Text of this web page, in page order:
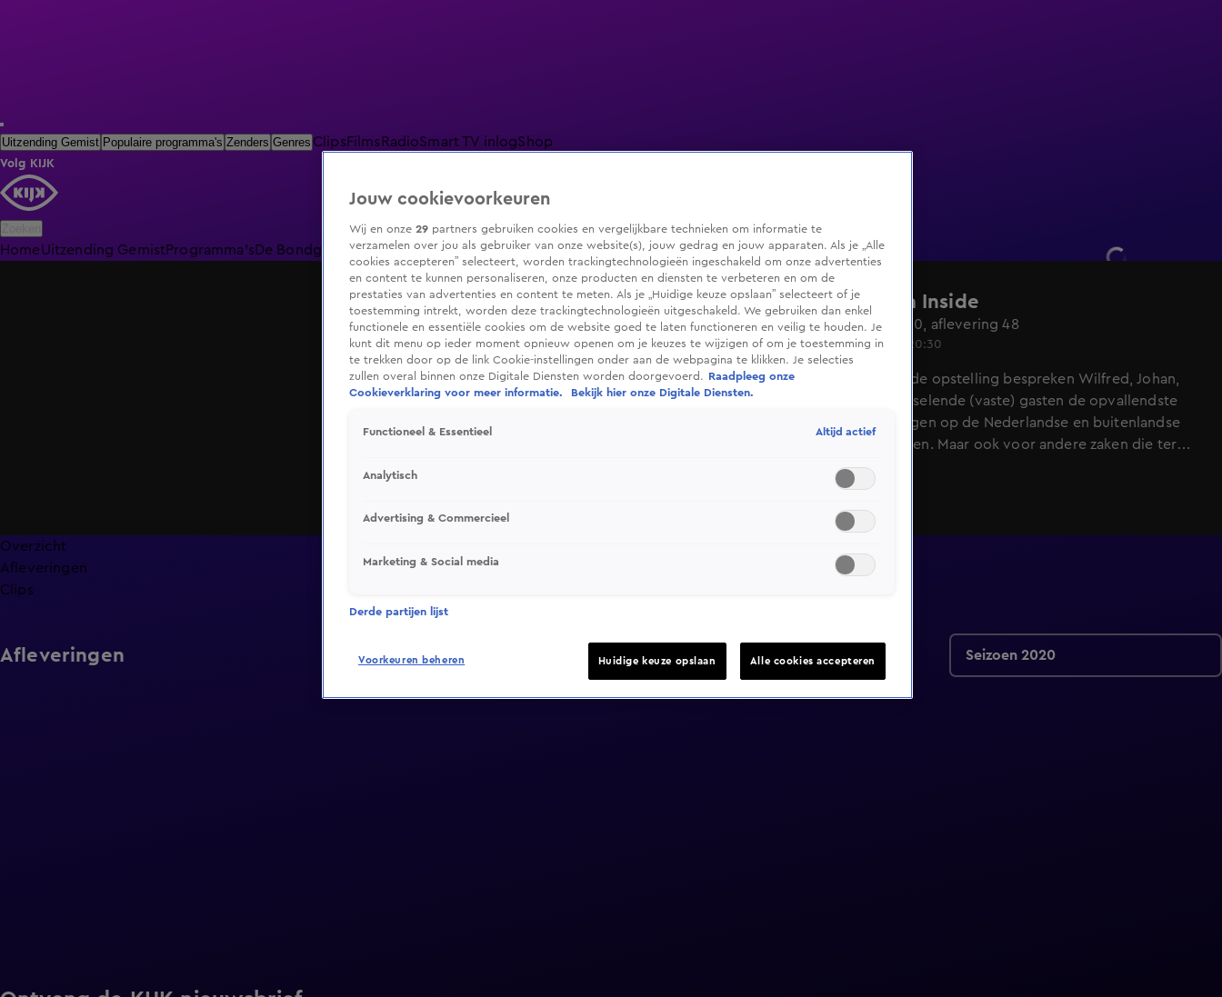
Uitzending Gemist Populaire programma's Zenders Genres ClipsFilms RadioSmart TV inlogShop
Volg KIJK
HomeUitzending GemistProgramma's De BondgenotenDe OranjezomerLivestreamsShop
Veronica Inside
Seizoen 2020, aflevering 48
12 mrt 2021, 20:30
In de bekende opstelling bespreken Wilfred, Johan,
René en wisselende (vaste) gasten de opvallendste
ontwikkelingen op de Nederlandse en buitenlandse
voetbalvelden. Maar ook voor andere zaken die ter
sprake komen mag de kijker een uitgesproken analyse
verwachten, met hier en daar een knipoog en altijd
met een sausje van voetbalhumor overgoten.&#xA;
Overzicht
Afleveringen
Clips
Afleveringen Seizoen 2020
Jouw cookievoorkeuren
Wij en onze 29 partners gebruiken cookies en vergelijkbare technieken om informatie te
verzamelen over jou als gebruiker van onze website(s), jouw gedrag en jouw apparaten. Als je „Alle
cookies accepteren” selecteert, worden trackingtechnologieën ingeschakeld om onze advertenties
en content te kunnen personaliseren, onze producten en diensten te verbeteren en om de
prestaties van advertenties en content te meten. Als je „Huidige keuze opslaan” selecteert of je
toestemming intrekt, worden deze trackingtechnologieën uitgeschakeld. We gebruiken dan enkel
functionele en essentiële cookies om de website goed te laten functioneren en veilig te houden. Je
kunt dit menu op ieder moment opnieuw openen om je keuzes te wijzigen of om je toestemming in
te trekken door op de link Cookie-instellingen onder aan de webpagina te klikken. Je selecties
zullen overal binnen onze Digitale Diensten worden doorgevoerd.
Raadpleeg onze
Cookieverklaring voor meer informatie.
Bekijk hier onze Digitale Diensten.
Functioneel & Essentieel Altijd actief
Analytisch
Advertising & Commercieel
Marketing & Social media
Derde partijen lijst
Voorkeuren beheren Huidige keuze opslaan Alle cookies accepteren